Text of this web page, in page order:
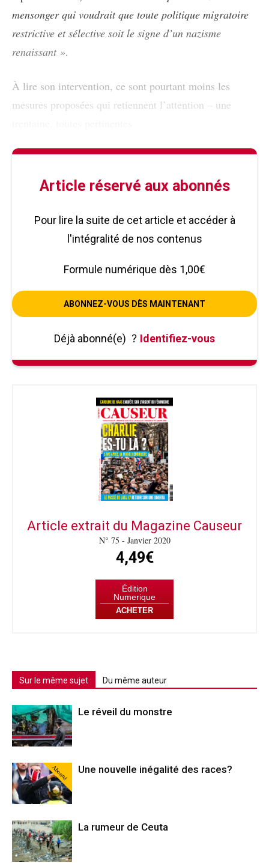
mensonger qui voudrait que toute politique migratoire
restrictive et sélective soit le signe d’un nazisme
renaissant ».
À lire son intervention, ce sont pourtant moins les
mesures proposées qui retiennent l’attention – une
Article réservé aux abonnés
Pour lire la suite de cet article et accéder à
l'intégralité de nos contenus
Formule numérique dès 1,00€
ABONNEZ-VOUS DÈS MAINTENANT
Déjà abonné(e) ? Identifiez-vous
Article extrait du Magazine Causeur
N° 75 - Janvier 2020
4,49€
Édition
Numerique
ACHETER
Sur le même sujet Du même auteur
Le réveil du monstre
Abonné Une nouvelle inégalité des races?
La rumeur de Ceuta